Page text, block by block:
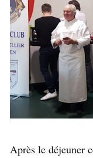
Après le déjeuner